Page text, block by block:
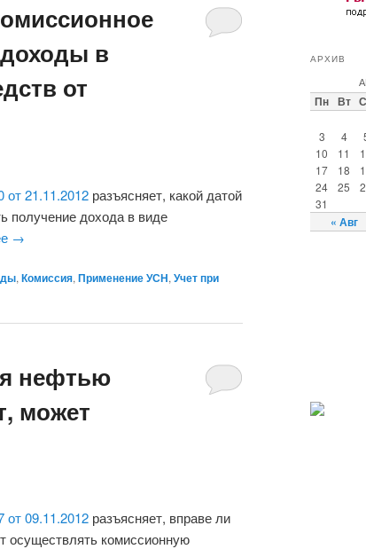
в
от
21.11.2012 разъясняет, какой датой
дохода в виде
→
, Комиссия, Применение УСН, Учет при
нефтью
может
09.11.2012 разъясняет, вправе ли
осуществлять комиссионную
АРХИВ
Пн Вт
« Авг
3
4
10
11
17
18
24
25
31